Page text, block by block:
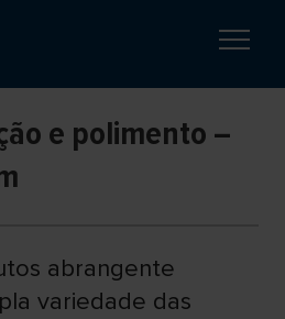
e polimento –
abrangente
variedade das